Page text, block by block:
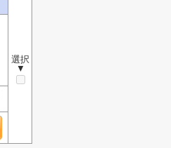
選択
▼